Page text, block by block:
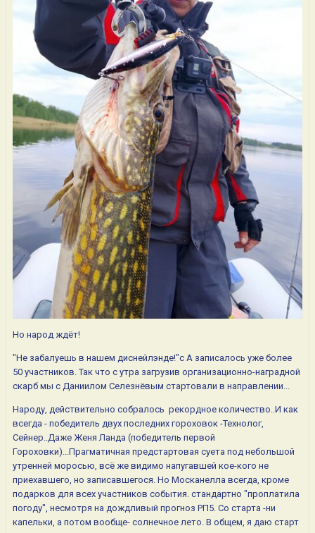
Но народ ждёт!
"Не забалуешь в нашем диснейлэнде!"с А записалось уже более
50 участников. Так что с утра загрузив организационно-наградной
скарб мы с Даниилом Селезнёвым стартовали в направлении...
Народу, действительно собралось рекордное количество..И как
всегда - победитель двух последних гороховок -Технолог,
Сейнер..Даже Женя Ланда (победитель первой
Гороховки)...Прагматичная предстартовая суета под небольшой
утренней моросью, всё же видимо напугавшей кое-кого не
приехавшего, но записавшегося. Но Москанелла всегда, кроме
подарков для всех участников события. стандартно "проплатила
погоду", несмотря на дождливый прогноз РП5. Со старта -ни
капельки, а потом вообще- солнечное лето. В общем, я даю старт